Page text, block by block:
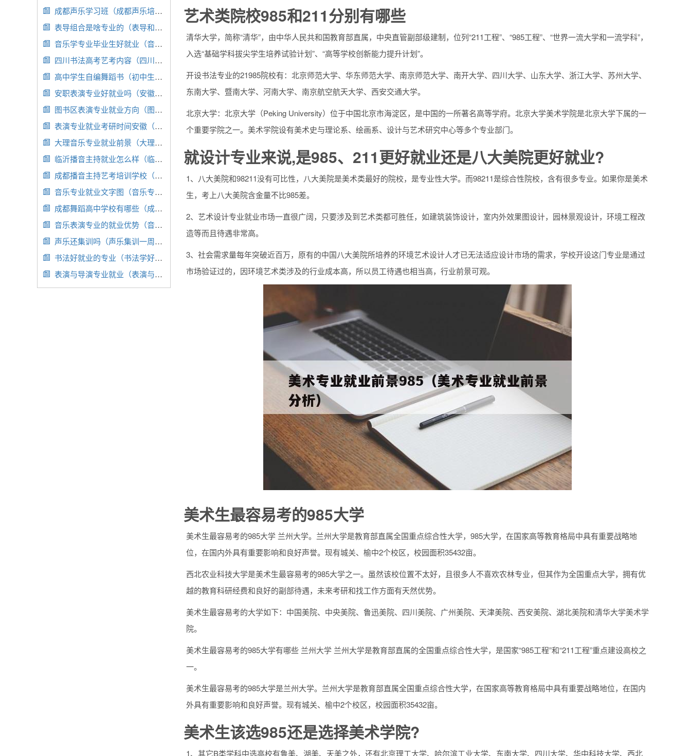
 成都声乐学习班（成都声乐培训课程）
 表导组合是啥专业的（表导和戏导区别）
 音乐学专业毕业生好就业（音乐学专业毕业生好就业吗男生）
 四川书法高考艺考内容（四川书法高考艺考内容一样吗）
 高中学生自编舞蹈书（初中生自编舞蹈）
 安职表演专业好就业吗（安徽职业技术学院时尚表演与传播）
 图书区表演专业就业方向（图书馆学专业就业方向）
 表演专业就业考研时间安徽（安徽省表演专业）
 大理音乐专业就业前景（大理大学音乐学）
 临沂播音主持就业怎么样（临沂大学播音主持就业前景）
 成都播音主持艺考培训学校（成都播音艺考培训哪家好）
 音乐专业就业文字图（音乐专业就业情况）
 成都舞蹈高中学校有哪些（成都市舞蹈学校排名）
 音乐表演专业的就业优势（音乐表演专业的就业方向）
 声乐还集训吗（声乐集训一周几节课比较好）
 书法好就业的专业（书法学好就业吗）
 表演与导演专业就业（表演与导演专业就业岗位）
艺术类院校985和211分别有哪些
清华大学，简称“清华”，由中华人民共和国教育部直属，中央直管副部级建制，位列“211工程”、“985工程”、“世界一流大学和一流学科”，
入选“基础学科拔尖学生培养试验计划”、“高等学校创新能力提升计划”。
开设书法专业的21985院校有：北京师范大学、华东师范大学、南京师范大学、南开大学、四川大学、山东大学、浙江大学、苏州大学、
东南大学、暨南大学、河南大学、南京航空航天大学、西安交通大学。
北京大学：北京大学（Peking University）位于中国北京市海淀区，是中国的一所著名高等学府。北京大学美术学院是北京大学下属的一
个重要学院之一。美术学院设有美术史与理论系、绘画系、设计与艺术研究中心等多个专业部门。
就设计专业来说,是985、211更好就业还是八大美院更好就业?
1、八大美院和98211没有可比性，八大美院是美术类最好的院校，是专业性大学。而98211是综合性院校，含有很多专业。如果你是美术
生，考上八大美院含金量不比985差。
2、艺术设计专业就业市场一直很广阔，只要涉及到艺术类都可胜任，如建筑装饰设计，室内外效果图设计，园林景观设计，环境工程改
造等而且待遇非常高。
3、社会需求量每年突破近百万，原有的中国八大美院所培养的环境艺术设计人才已无法适应设计市场的需求，学校开设这门专业是通过
市场验证过的，因环境艺术类涉及的行业成本高，所以员工待遇也相当高，行业前景可观。
美术生最容易考的985大学
美术生最容易考的985大学 兰州大学。兰州大学是教育部直属全国重点综合性大学，985大学，在国家高等教育格局中具有重要战略地
位，在国内外具有重要影响和良好声誉。现有城关、榆中2个校区，校园面积35432亩。
西北农业科技大学是美术生最容易考的985大学之一。虽然该校位置不太好，且很多人不喜欢农林专业，但其作为全国重点大学，拥有优
越的教育科研经费和良好的副部待遇，未来考研和找工作方面有天然优势。
美术生最容易考的大学如下：中国美院、中央美院、鲁迅美院、四川美院、广州美院、天津美院、西安美院、湖北美院和清华大学美术学
院。
美术生最容易考的985大学有哪些 兰州大学 兰州大学是教育部直属的全国重点综合性大学，是国家“985工程”和“211工程”重点建设高校之
一。
美术生最容易考的985大学是兰州大学。兰州大学是教育部直属全国重点综合性大学，在国家高等教育格局中具有重要战略地位，在国内
外具有重要影响和良好声誉。现有城关、榆中2个校区，校园面积35432亩。
美术生该选985还是选择美术学院?
1、其它B类学科中选高校有鲁美、湖美、天美之外，还有北京理工大学、哈尔滨工业大学、东南大学、四川大学、华中科技大学、西北